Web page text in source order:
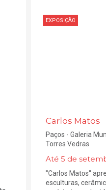
EXPOSIÇÃO
Carlos Matos
Paços - Galeria
Torres Vedras
Até 5 de
"Carlos Matos"
esculturas,